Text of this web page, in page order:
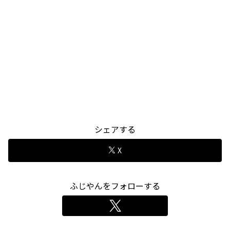
シェアする
X
ふじやんをフォローする